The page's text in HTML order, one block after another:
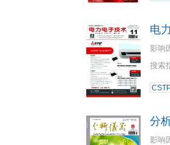
电
影响
搜索
分
影响